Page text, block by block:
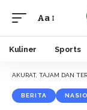
Font
Resizer
Aa
Kuliner Sports
AKURAT, TAJAM DAN
BERITA